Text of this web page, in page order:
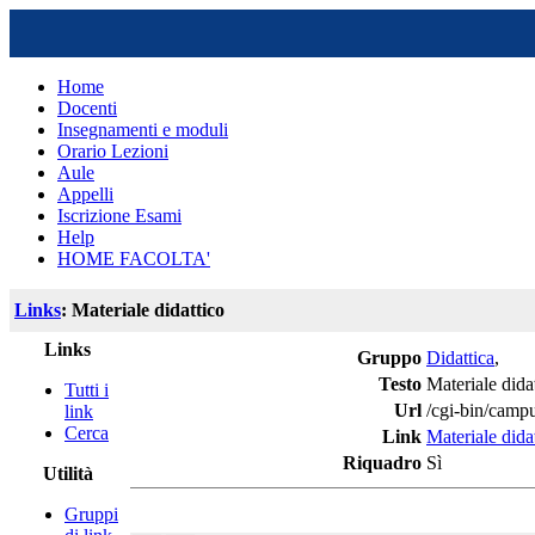
Home
Docenti
Insegnamenti e moduli
Orario Lezioni
Aule
Appelli
Iscrizione Esami
Help
HOME FACOLTA'
Links: Materiale didattico
Links
Tutti i
link
Cerca
Utilità
Gruppi
Gruppo Didattica,
Testo Materiale
Url /cgi-bin/
Link Materiale
Riquadro Sì